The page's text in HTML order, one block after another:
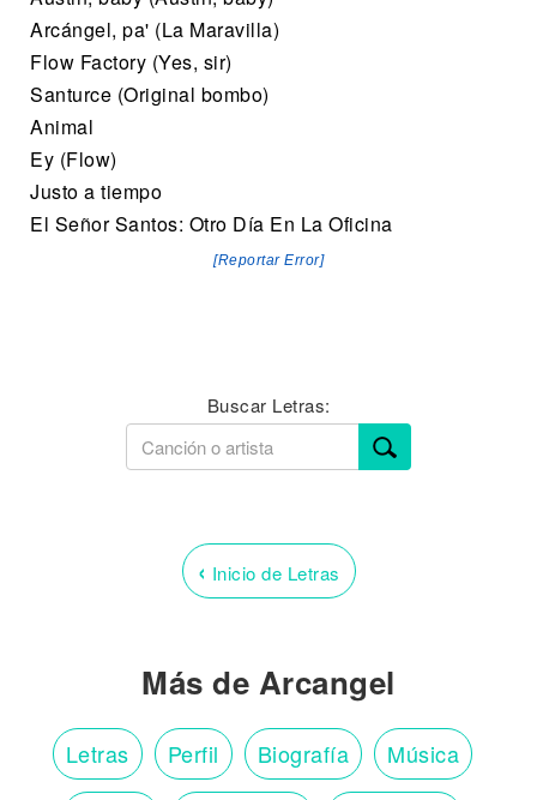
Arcángel, pa' (La Maravilla)
Flow Factory (Yes, sir)
Santurce (Original bombo)
Animal
Ey (Flow)
Justo a tiempo
El Señor Santos: Otro Día En La Oficina
[Reportar Error]
Buscar Letras:
‹ Inicio de Letras
Más de Arcangel
Letras Perfil Biografía Música